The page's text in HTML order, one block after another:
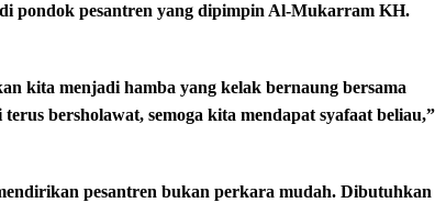
pondok pesantren yang dipimpin Al-Mukarram KH.
kita menjadi hamba yang kelak bernaung bersama
bersholawat, semoga kita mendapat syafaat beliau,”
pesantren bukan perkara mudah. Dibutuhkan